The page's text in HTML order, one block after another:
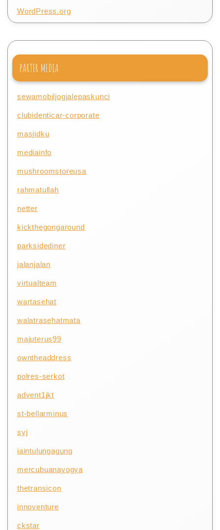
WordPress.org
PARTER MEDIA
sewamobiljogjalepaskunci
clubidenticar-corporate
masjidku
mediainfo
mushroomstoreusa
rahmatullah
netter
kickthegongaround
parksidediner
jalanjalan
virtualteam
wartasehat
walatrasehatmata
majuterus99
owntheaddress
polres-serkot
advent1jkt
st-bellarminus
syj
iaintulungagung
mercubuanayogya
thetransicon
innoventure
ckstar